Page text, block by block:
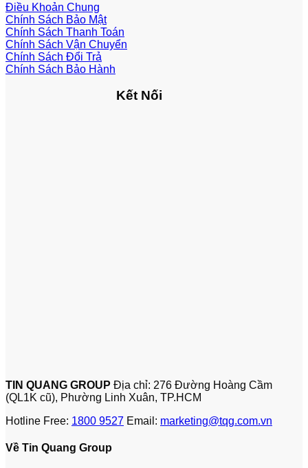
Điều Khoản Chung
Chính Sách Bảo Mật
Chính Sách Thanh Toán
Chính Sách Vận Chuyển
Chính Sách Đổi Trả
Chính Sách Bảo Hành
Kết Nối
TIN QUANG GROUP Địa chỉ: 276 Đường Hoàng Cầm
(QL1K cũ), Phường Linh Xuân, TP.HCM
Hotline Free: 1800 9527 Email: marketing@tqg.com.vn
Về Tin Quang Group